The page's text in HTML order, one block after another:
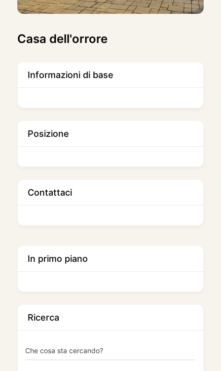
Casa dell'orrore
Informazioni di base
Posizione
Contattaci
In primo piano
Ricerca
Che cosa sta cercando?